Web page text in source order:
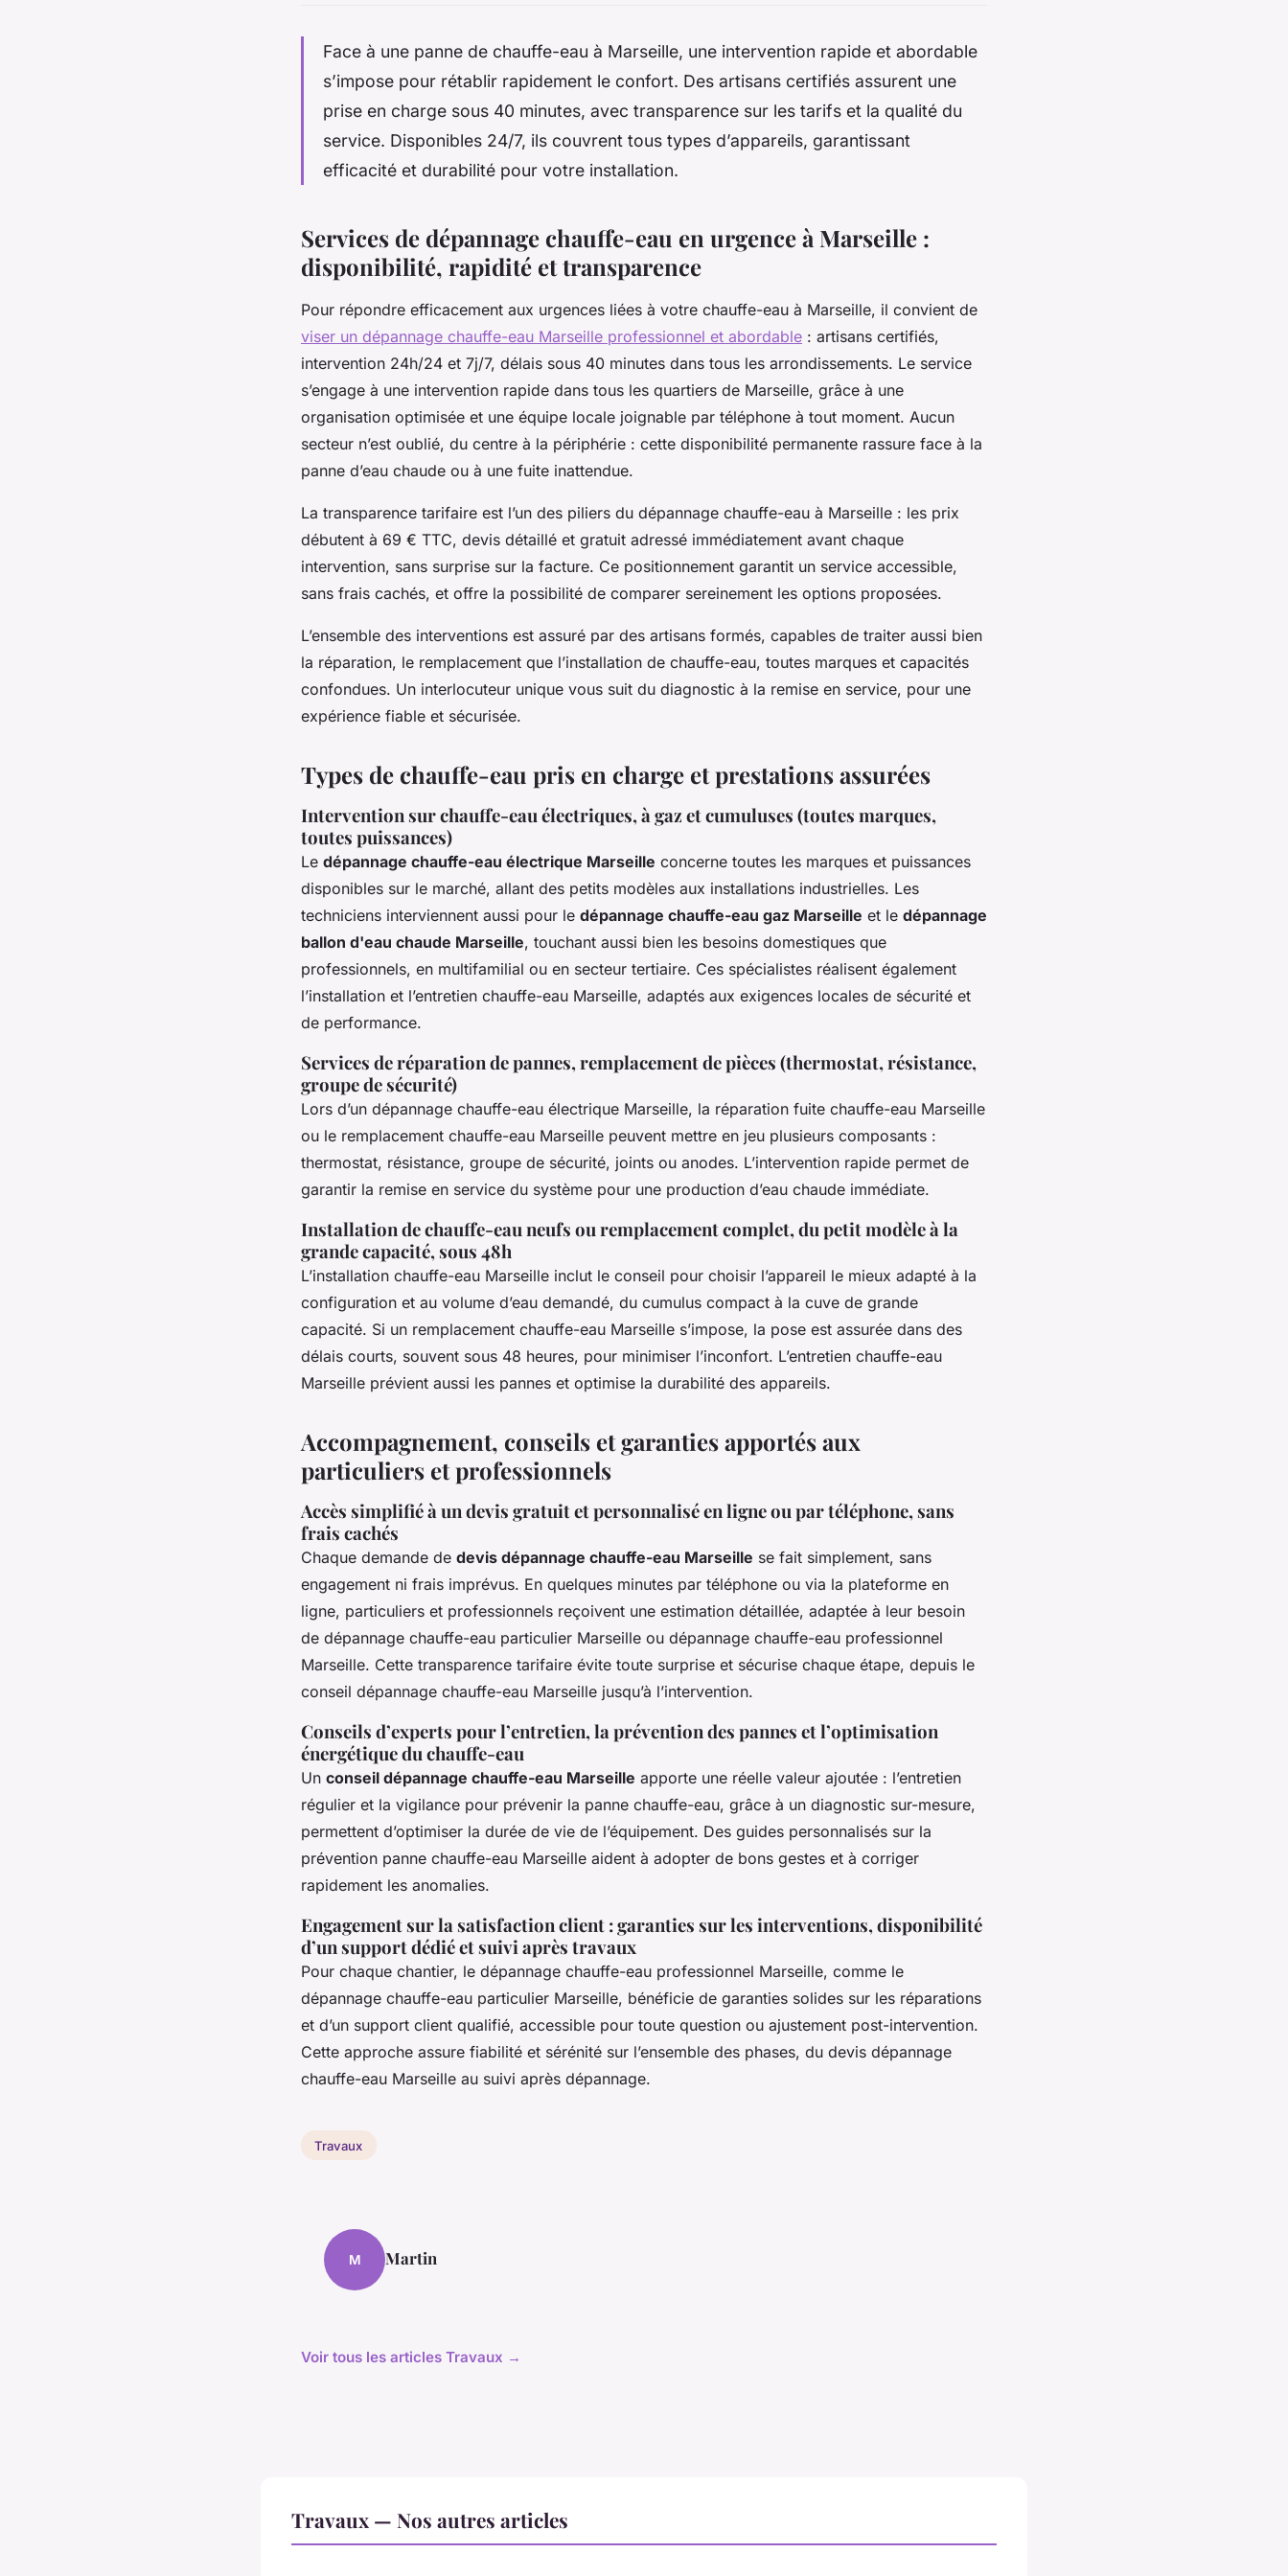
Face à une panne de chauffe-eau à Marseille, une intervention rapide et abordable
s’impose pour rétablir rapidement le confort. Des artisans certifiés assurent une
prise en charge sous 40 minutes, avec transparence sur les tarifs et la qualité du
service. Disponibles 24/7, ils couvrent tous types d’appareils, garantissant
efficacité et durabilité pour votre installation.
Services de dépannage chauffe-eau en urgence à Marseille :
disponibilité, rapidité et transparence
Pour répondre efficacement aux urgences liées à votre chauffe-eau à Marseille, il convient de
viser un dépannage chauffe-eau Marseille professionnel et abordable : artisans certifiés,
intervention 24h/24 et 7j/7, délais sous 40 minutes dans tous les arrondissements. Le service
s’engage à une intervention rapide dans tous les quartiers de Marseille, grâce à une
organisation optimisée et une équipe locale joignable par téléphone à tout moment. Aucun
secteur n’est oublié, du centre à la périphérie : cette disponibilité permanente rassure face à la
panne d’eau chaude ou à une fuite inattendue.
La transparence tarifaire est l’un des piliers du dépannage chauffe-eau à Marseille : les prix
débutent à 69 € TTC, devis détaillé et gratuit adressé immédiatement avant chaque
intervention, sans surprise sur la facture. Ce positionnement garantit un service accessible,
sans frais cachés, et offre la possibilité de comparer sereinement les options proposées.
L’ensemble des interventions est assuré par des artisans formés, capables de traiter aussi bien
la réparation, le remplacement que l’installation de chauffe-eau, toutes marques et capacités
confondues. Un interlocuteur unique vous suit du diagnostic à la remise en service, pour une
expérience fiable et sécurisée.
Types de chauffe-eau pris en charge et prestations assurées
Intervention sur chauffe-eau électriques, à gaz et cumuluses (toutes marques,
toutes puissances)
Le dépannage chauffe-eau électrique Marseille concerne toutes les marques et puissances
disponibles sur le marché, allant des petits modèles aux installations industrielles. Les
techniciens interviennent aussi pour le dépannage chauffe-eau gaz Marseille et le dépannage
ballon d'eau chaude Marseille, touchant aussi bien les besoins domestiques que
professionnels, en multifamilial ou en secteur tertiaire. Ces spécialistes réalisent également
l’installation et l’entretien chauffe-eau Marseille, adaptés aux exigences locales de sécurité et
de performance.
Services de réparation de pannes, remplacement de pièces (thermostat, résistance,
groupe de sécurité)
Lors d’un dépannage chauffe-eau électrique Marseille, la réparation fuite chauffe-eau Marseille
ou le remplacement chauffe-eau Marseille peuvent mettre en jeu plusieurs composants :
thermostat, résistance, groupe de sécurité, joints ou anodes. L’intervention rapide permet de
garantir la remise en service du système pour une production d’eau chaude immédiate.
Installation de chauffe-eau neufs ou remplacement complet, du petit modèle à la
grande capacité, sous 48h
L’installation chauffe-eau Marseille inclut le conseil pour choisir l’appareil le mieux adapté à la
configuration et au volume d’eau demandé, du cumulus compact à la cuve de grande
capacité. Si un remplacement chauffe-eau Marseille s’impose, la pose est assurée dans des
délais courts, souvent sous 48 heures, pour minimiser l’inconfort. L’entretien chauffe-eau
Marseille prévient aussi les pannes et optimise la durabilité des appareils.
Accompagnement, conseils et garanties apportés aux
particuliers et professionnels
Accès simplifié à un devis gratuit et personnalisé en ligne ou par téléphone, sans
frais cachés
Chaque demande de devis dépannage chauffe-eau Marseille se fait simplement, sans
engagement ni frais imprévus. En quelques minutes par téléphone ou via la plateforme en
ligne, particuliers et professionnels reçoivent une estimation détaillée, adaptée à leur besoin
de dépannage chauffe-eau particulier Marseille ou dépannage chauffe-eau professionnel
Marseille. Cette transparence tarifaire évite toute surprise et sécurise chaque étape, depuis le
conseil dépannage chauffe-eau Marseille jusqu’à l’intervention.
Conseils d’experts pour l’entretien, la prévention des pannes et l’optimisation
énergétique du chauffe-eau
Un conseil dépannage chauffe-eau Marseille apporte une réelle valeur ajoutée : l’entretien
régulier et la vigilance pour prévenir la panne chauffe-eau, grâce à un diagnostic sur-mesure,
permettent d’optimiser la durée de vie de l’équipement. Des guides personnalisés sur la
prévention panne chauffe-eau Marseille aident à adopter de bons gestes et à corriger
rapidement les anomalies.
Engagement sur la satisfaction client : garanties sur les interventions, disponibilité
d’un support dédié et suivi après travaux
Pour chaque chantier, le dépannage chauffe-eau professionnel Marseille, comme le
dépannage chauffe-eau particulier Marseille, bénéficie de garanties solides sur les réparations
et d’un support client qualifié, accessible pour toute question ou ajustement post-intervention.
Cette approche assure fiabilité et sérénité sur l’ensemble des phases, du devis dépannage
chauffe-eau Marseille au suivi après dépannage.
Travaux
M Martin
Voir tous les articles Travaux →
Travaux — Nos autres articles